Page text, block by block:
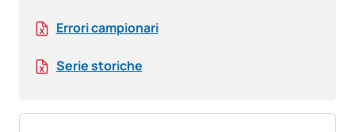
Errori campionari
Serie storiche